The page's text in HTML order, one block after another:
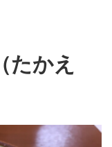
たかえ